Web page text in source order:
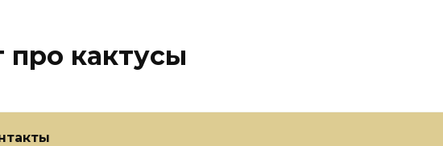
про кактусы